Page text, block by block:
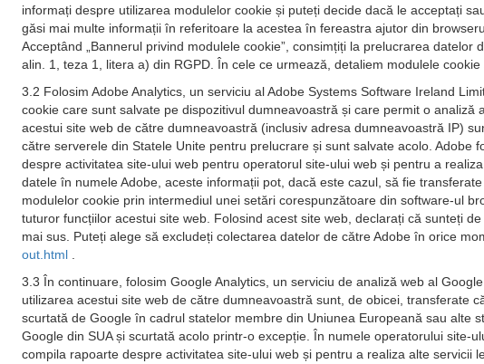
informați despre utilizarea modulelor cookie și puteți decide dacă le acceptați
găsi mai multe informații în referitoare la acestea în fereastra ajutor din
Acceptând „Bannerul privind modulele cookie”, consimțiți la prelucrarea
alin. 1, teza 1, litera a) din RGPD. În cele ce urmează, detaliem modulele cookie
3.2 Folosim Adobe Analytics, un serviciu al Adobe Systems Software Ireland
cookie care sunt salvate pe dispozitivul dumneavoastră și care permit o
acestui site web de către dumneavoastră (inclusiv adresa dumneavoastră IP)
către serverele din Statele Unite pentru prelucrare și sunt salvate acolo.
despre activitatea site-ului web pentru operatorul site-ului web și pentru a
datele în numele Adobe, aceste informații pot, dacă este cazul, să fie
modulelor cookie prin intermediul unei setări corespunzătoare din software-ul
tuturor funcțiilor acestui site web. Folosind acest site web, declarați că sunteți
mai sus. Puteți alege să excludeți colectarea datelor de către Adobe în orice
out.html
3.3 În continuare, folosim Google Analytics, un serviciu de analiză web al
utilizarea acestui site web de către dumneavoastră sunt, de obicei, transferate
scurtată de Google în cadrul statelor membre din Uniunea Europeană sau alte
Google din SUA și scurtată acolo printr-o excepție. În numele operatorului
compila rapoarte despre activitatea site-ului web și pentru a realiza alte